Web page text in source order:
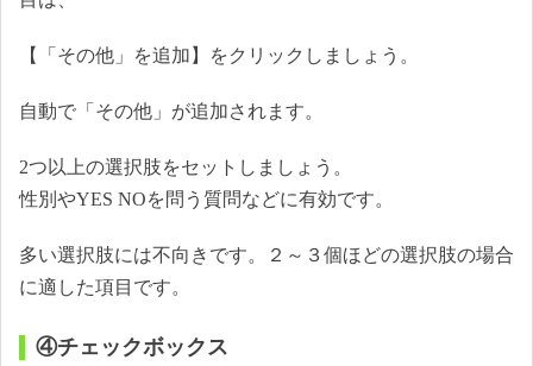
【「その他」を追加】をクリックしましょう。
自動で「その他」が追加されます。
2つ以上の選択肢をセットしましょう。
性別やYES NOを問う質問などに有効です。
多い選択肢には不向きです。２～３個ほどの選択肢の場合
に適した項目です。
④チェックボックス